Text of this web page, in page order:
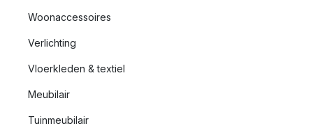
Woonaccessoires
Verlichting
Vloerkleden & textiel
Meubilair
Tuinmeubilair